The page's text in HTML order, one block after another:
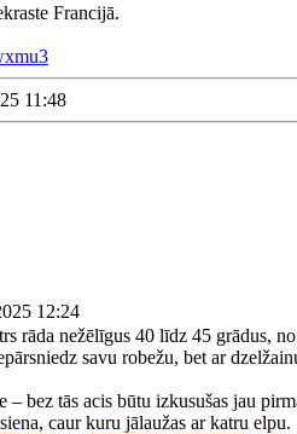
Francijā.
11:48
12:24
rāda nežēlīgus 40 līdz 45 grādus,
savu robežu, bet ar
bez tās acis būtu izkusušas jau
caur kuru jālaužas ar katru elpu.